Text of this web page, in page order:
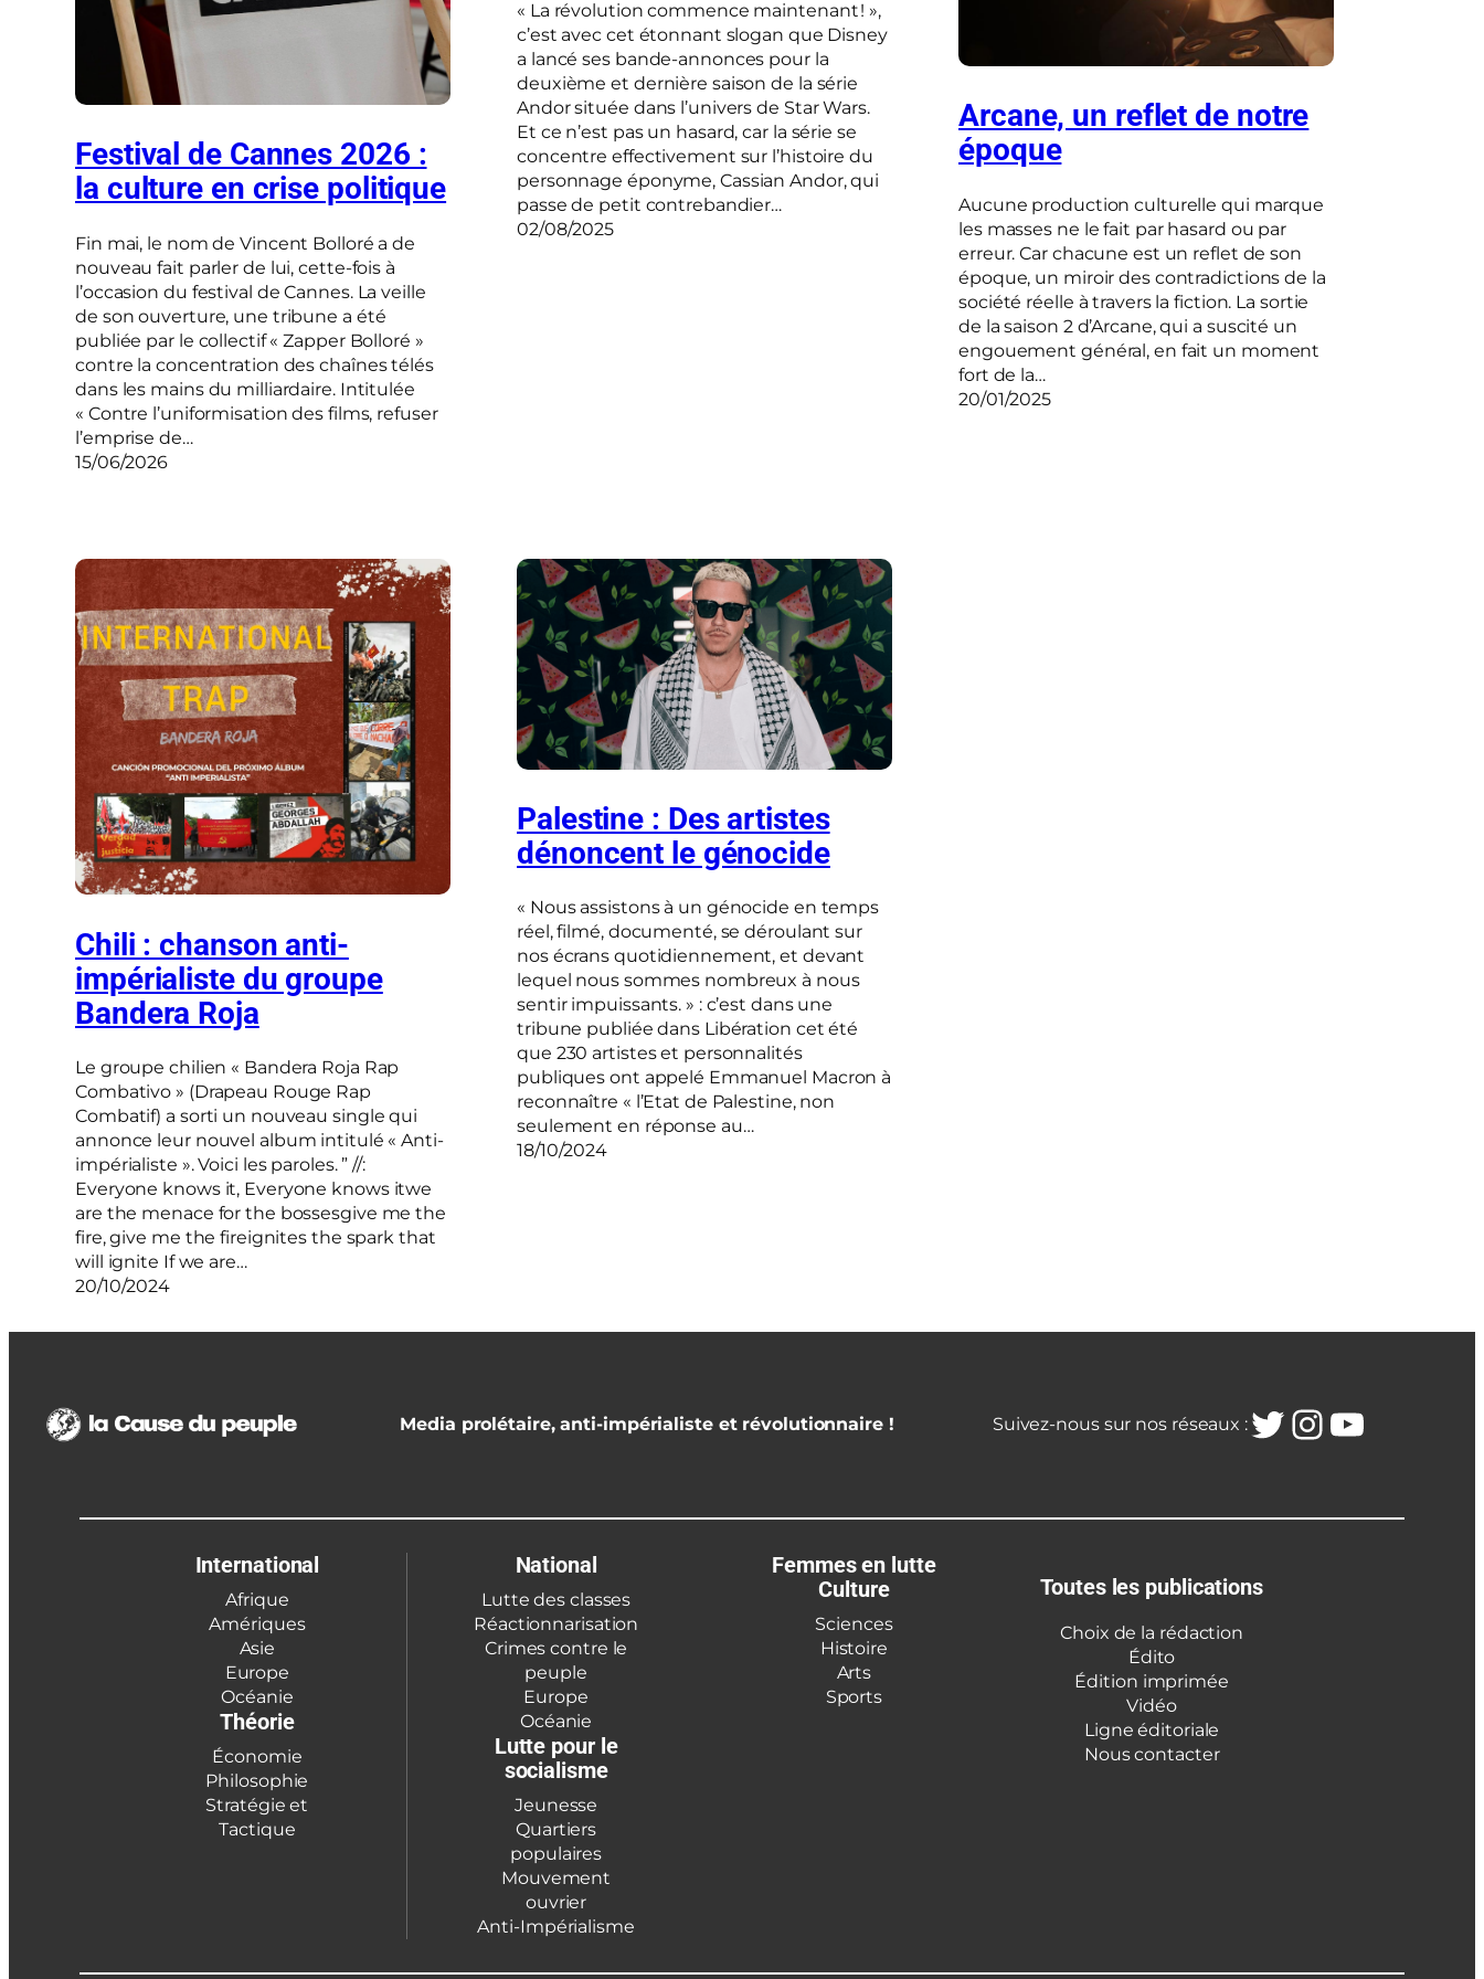
Festival de Cannes 2026 :
la culture en crise politique
Fin mai, le nom de Vincent Bolloré a de
nouveau fait parler de lui, cette-fois à
l’occasion du festival de Cannes. La veille
de son ouverture, une tribune a été
publiée par le collectif « Zapper Bolloré »
contre la concentration des chaînes télés
dans les mains du milliardaire. Intitulée
« Contre l’uniformisation des films, refuser
l’emprise de…
15/06/2026
« La révolution commence maintenant ! »,
c’est avec cet étonnant slogan que Disney
a lancé ses bande-annonces pour la
deuxième et dernière saison de la série
Andor située dans l’univers de Star Wars.
Et ce n’est pas un hasard, car la série se
concentre effectivement sur l’histoire du
personnage éponyme, Cassian Andor, qui
passe de petit contrebandier…
02/08/2025
Arcane, un reflet de notre
époque
Aucune production culturelle qui marque
les masses ne le fait par hasard ou par
erreur. Car chacune est un reflet de son
époque, un miroir des contradictions de la
société réelle à travers la fiction. La sortie
de la saison 2 d’Arcane, qui a suscité un
engouement général, en fait un moment
fort de la…
20/01/2025
Chili : chanson anti-
impérialiste du groupe
Bandera Roja
Le groupe chilien « Bandera Roja Rap
Combativo » (Drapeau Rouge Rap
Combatif) a sorti un nouveau single qui
annonce leur nouvel album intitulé « Anti-
impérialiste ». Voici les paroles. ” //:
Everyone knows it, Everyone knows itwe
are the menace for the bossesgive me the
fire, give me the fireignites the spark that
will ignite If we are…
20/10/2024
Palestine : Des artistes
dénoncent le génocide
« Nous assistons à un génocide en temps
réel, filmé, documenté, se déroulant sur
nos écrans quotidiennement, et devant
lequel nous sommes nombreux à nous
sentir impuissants. » : c’est dans une
tribune publiée dans Libération cet été
que 230 artistes et personnalités
publiques ont appelé Emmanuel Macron à
reconnaître « l’Etat de Palestine, non
seulement en réponse au…
18/10/2024
Media prolétaire, anti-impérialiste et révolutionnaire ! Suivez-nous sur nos réseaux :Twitter
International
Afrique
Amériques
Asie
Europe
Océanie
Théorie
Économie
Philosophie
Stratégie et
Tactique
National
Lutte des classes
Réactionnarisation
Crimes contre le
peuple
Europe
Océanie
Lutte pour le
socialisme
Jeunesse
Quartiers
populaires
Mouvement
ouvrier
Anti-Impérialisme
Femmes en lutte
Culture
Sciences
Histoire
Arts
Sports
Toutes les publications
Choix de la rédaction
Édito
Édition imprimée
Vidéo
Ligne éditoriale
Nous contacter